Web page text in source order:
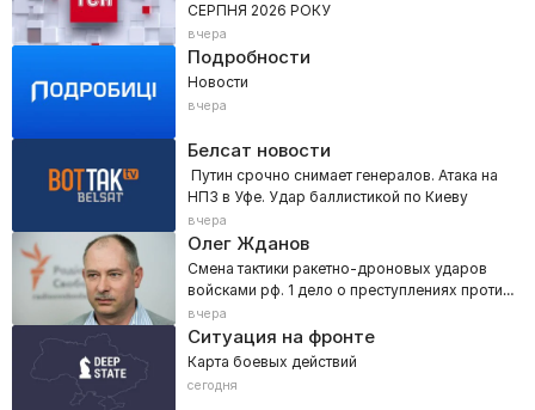
СЕРПНЯ 2026 РОКУ
вчера
Подробности
Новости
вчера
Белсат новости
Путин срочно снимает генералов. Атака на
НПЗ в Уфе. Удар баллистикой по Киеву
вчера
Олег Жданов
Смена тактики ракетно-дроновых ударов
войсками рф. 1 дело о преступлениях против
человечности
вчера
Ситуация на фронте
Карта боевых действий
сегодня